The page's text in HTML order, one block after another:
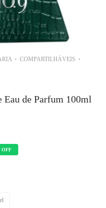
COMPARTILHÁVEIS
Eau de Parfum 100ml
OFF